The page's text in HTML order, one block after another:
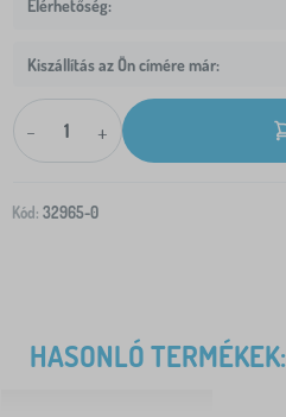
Kiszállítás az Ön címére már:
- +
Kód: 32965-0
HASONLÓ TERMÉKEK: